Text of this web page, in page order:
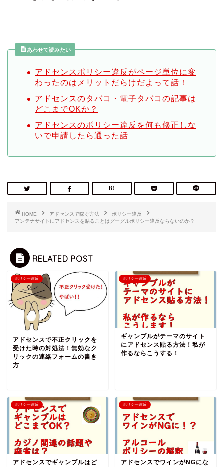
あわせて読みたい
アドセンスポリシー違反がページ単位に変
わったのはメリットだらけだよって話！
アドセンスのタバコ・電子タバコの記事は
どこまでOKか？
アドセンスのポリシー違反を何も修正しな
いで申請したら通った話
HOME アドセンスで稼ぐ方法
ポリシー違反
アンテナサイトにアドセンスを貼ることはグーグルポリシー違反ならないのか？
RELATED POST
ポリシー違反
アドセンスで不正クリックを
受けた時の対処法！無効なク
リックの連絡フォームの書き
方
ポリシー違反
ギャンブルがテーマのサイト
にアドセンス貼る方法！私が
作るならこうする！
ポリシー違反
アドセンスでギャンブルはど
ポリシー違反
アドセンスでワインがNGにな